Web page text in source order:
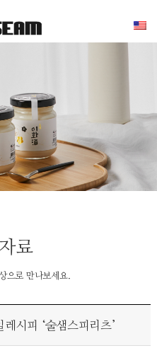
료
으로 만나보세요.
시피 ‘술샘스피리츠’